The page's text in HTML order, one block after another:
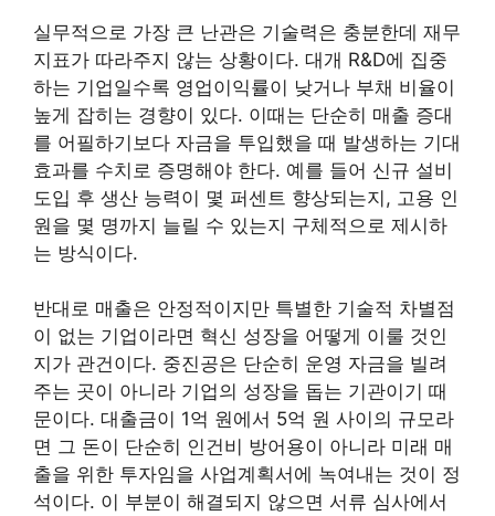
실무적으로 가장 큰 난관은 기술력은 충분한데 재무
지표가 따라주지 않는 상황이다. 대개 R&D에 집중
하는 기업일수록 영업이익률이 낮거나 부채 비율이
높게 잡히는 경향이 있다. 이때는 단순히 매출 증대
를 어필하기보다 자금을 투입했을 때 발생하는 기대
효과를 수치로 증명해야 한다. 예를 들어 신규 설비
도입 후 생산 능력이 몇 퍼센트 향상되는지, 고용 인
원을 몇 명까지 늘릴 수 있는지 구체적으로 제시하
는 방식이다.
반대로 매출은 안정적이지만 특별한 기술적 차별점
이 없는 기업이라면 혁신 성장을 어떻게 이룰 것인
지가 관건이다. 중진공은 단순히 운영 자금을 빌려
주는 곳이 아니라 기업의 성장을 돕는 기관이기 때
문이다. 대출금이 1억 원에서 5억 원 사이의 규모라
면 그 돈이 단순히 인건비 방어용이 아니라 미래 매
출을 위한 투자임을 사업계획서에 녹여내는 것이 정
석이다. 이 부분이 해결되지 않으면 서류 심사에서